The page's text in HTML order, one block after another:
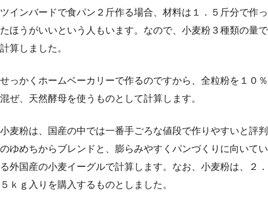
ツインバードで食パン２斤作る場合、材料は１．５斤分で作っ
たほうがいいという人もいます。なので、小麦粉３種類の量で
計算しました。
せっかくホームベーカリーで作るのですから、全粒粉を１０％
混ぜ、天然酵母を使うものとして計算します。
小麦粉は、国産の中では一番手ごろな値段で作りやすいと評判
のゆめちからブレンドと、膨らみやすくパンづくりに向いてい
る外国産の小麦イーグルで計算します。なお、小麦粉は、２．
５ｋｇ入りを購入するものとしました。